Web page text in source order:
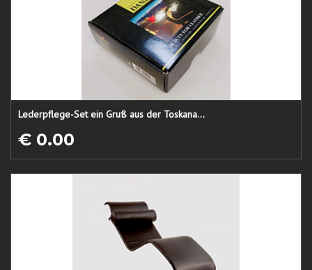
Lederpflege-Set ein Gruß aus der Toskana...
€ 0.00